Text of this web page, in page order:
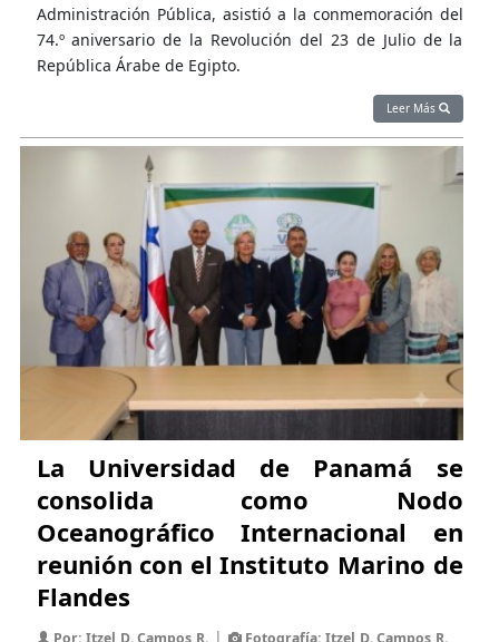
Administración Pública, asistió a la conmemoración del
74.º aniversario de la Revolución del 23 de Julio de la
República Árabe de Egipto.
Leer Más
La Universidad de Panamá se
consolida como Nodo
Oceanográfico Internacional en
reunión con el Instituto Marino de
Flandes
Por: Itzel D. Campos R. | Fotografía: Itzel D. Campos R.